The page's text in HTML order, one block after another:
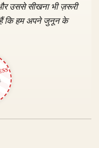
उससे सीखना भी ज़रूरी
कि हम अपने जुनून के